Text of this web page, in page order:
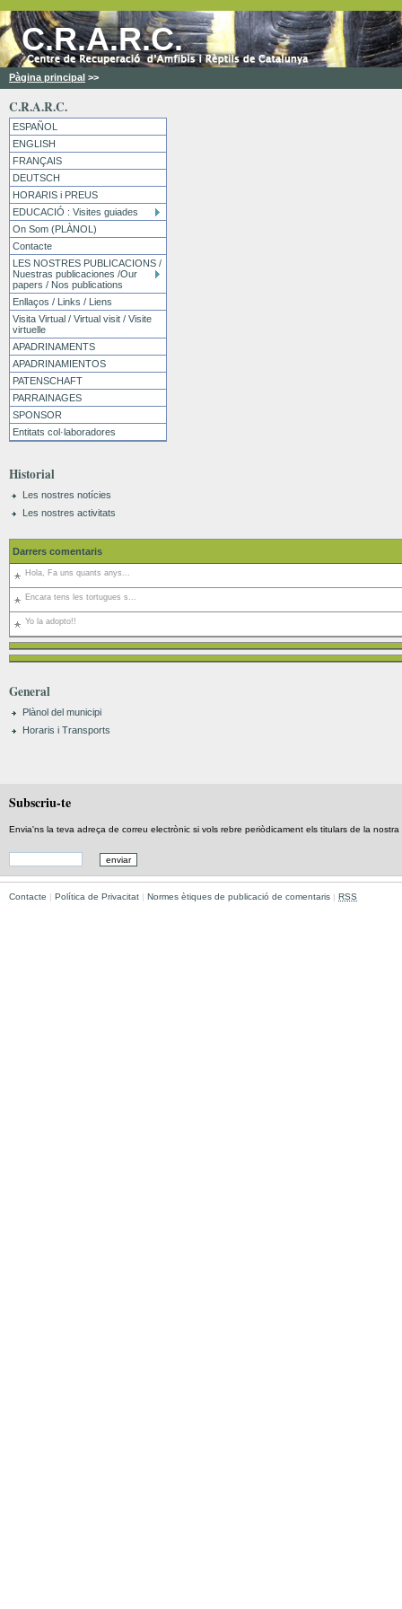
C.R.A.R.C.
Pàgina principal >>
C.R.A.R.C.
ESPAÑOL
ENGLISH
FRANÇAIS
DEUTSCH
HORARIS i PREUS
EDUCACIÓ : Visites guiades
On Som (PLÀNOL)
Contacte
LES NOSTRES PUBLICACIONS /
Nuestras publicaciones /Our
papers / Nos publications
Enllaços / Links / Liens
Visita Virtual / Virtual visit / Visite
virtuelle
APADRINAMENTS
APADRINAMIENTOS
PATENSCHAFT
PARRAINAGES
SPONSOR
Entitats col·laboradores
Historial
Les nostres notícies
Les nostres activitats
Darrers comentaris
Hola, Fa uns quants anys...
Encara tens les tortugues s...
Yo la adopto!!
General
Plànol del municipi
Horaris i Transports
Subscriu-te
Envia'ns la teva adreça de correu electrònic si vols rebre periòdicament els titulars de la
Contacte | Política de Privacitat | Normes ètiques de publicació de comentaris | RSS